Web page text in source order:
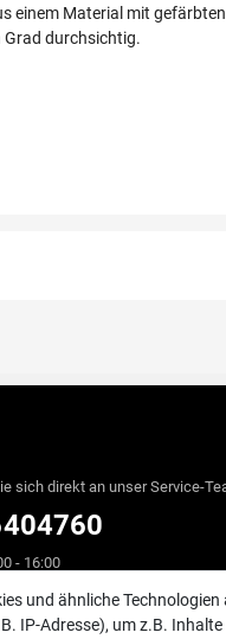
einem Material mit
Grad durchsichtig.
sich direkt an unser Service-
- 16:00
und ähnliche
IP-Adresse), um z.B.